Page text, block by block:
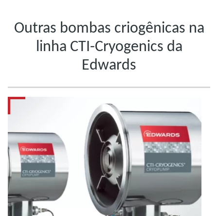
Outras bombas criogênicas na
linha CTI-Cryogenics da
Edwards